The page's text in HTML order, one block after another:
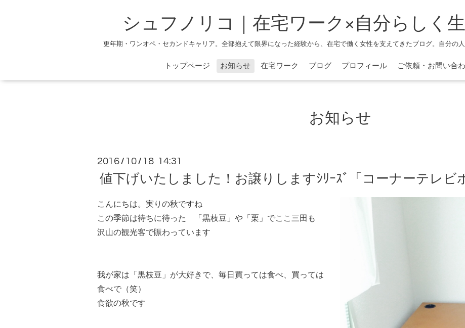
シュフノリコ｜在宅ワーク×自分らしく
更年期・ワンオペ・セカンドキャリア。全部抱えて限界になった経験から、在宅で働く女性を支えてきたブログ。自分の
トップページ お知らせ 在宅ワーク ブログ プロフィール ご依頼・お問い合
お知らせ
2016 / 10 / 18 14:31
値下げいたしました！お譲りしますｼﾘｰｽﾞ「コーナーテレビ
こんにちは。実りの秋ですね
この季節は待ちに待った 「黒枝豆」や「栗」でここ三田も
沢山の観光客で賑わっています
我が家は「黒枝豆」が大好きで、毎日買っては食べ、買っては
食べで（笑）
食欲の秋です